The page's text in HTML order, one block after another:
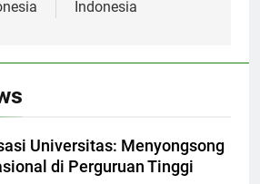
Indonesia
Universitas: Menyongsong
di Perguruan Tinggi